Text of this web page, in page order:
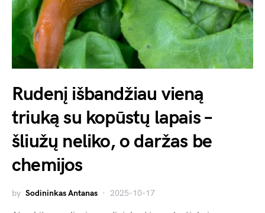
Rudenį išbandžiau vieną
triuką su kopūstų lapais –
šliužų neliko, o daržas be
chemijos
by Sodininkas Antanas 2025-10-17